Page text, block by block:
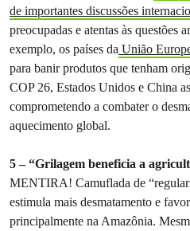
de importantes discussões
preocupadas e atentas às questões
exemplo, os países da União
para banir produtos que tenham
COP 26, Estados Unidos e China
comprometendo a combater o
aquecimento global.
5 – “Grilagem beneficia a
MENTIRA! Camuflada de
estimula mais desmatamento e
principalmente na Amazônia.